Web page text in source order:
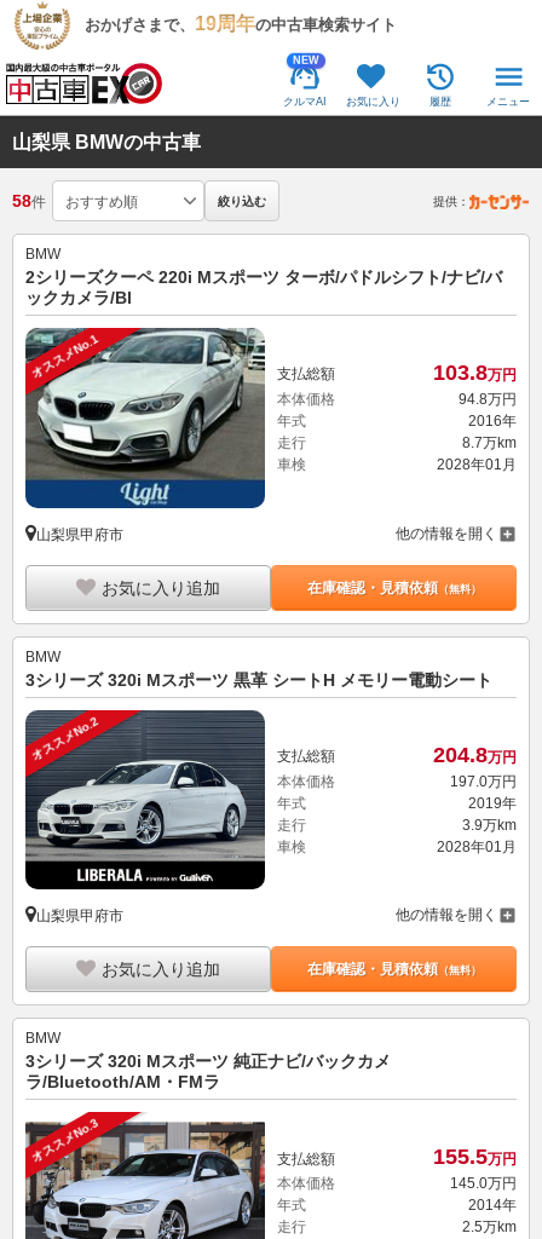
おかげさまで、 19周年の中古車検索サイト
NEW
クルマAI お気に入り 履歴 メニュー
山梨県 BMWの中古車
58件 絞り込む 提供：
BMW
2シリーズクーペ 220i Mスポーツ ターボ/パドルシフト/ナビ/バ
ックカメラ/Bl
オススメNo.1 支払総額 103.8万円
本体価格
94.8万円
年式
2016年
走行
8.7万km
車検
2028年01月
山梨県甲府市 他の情報を開く
お気に入り追加 在庫確認・見積依頼（無料）
BMW
3シリーズ 320i Mスポーツ 黒革 シートH メモリー電動シート
オススメNo.2 支払総額 204.8万円
本体価格
197. 0万円
年式
2019年
走行
3.9万km
車検
2028年01月
山梨県甲府市 他の情報を開く
お気に入り追加 在庫確認・見積依頼（無料）
BMW
3シリーズ 320i Mスポーツ 純正ナビ/バックカメ
ラ/Bluetooth/AM・FMラ
オススメNo.3 支払総額 155.5万円
本体価格
145.0万円
年式
2014年
走行
2.5万km